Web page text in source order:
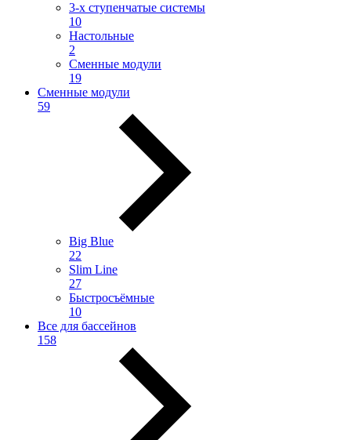
3-х ступенчатые системы
10
Настольные
2
Сменные модули
19
Сменные модули
59
Big Blue
22
Slim Line
27
Быстросъёмные
10
Все для бассейнов
158